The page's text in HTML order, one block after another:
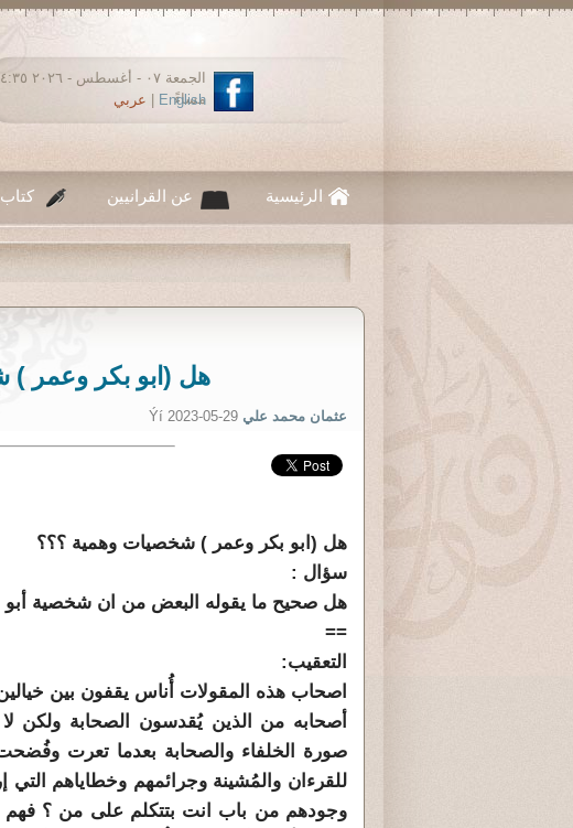
الجمعة ٠٧ - أغسطس -
مساءً
English عربي
الرئيسية عن القرانيين
هل (ابو بكر وعمر
عثمان محمد علي Ýí 2023-05-29
هل (ابو بكر وعمر ) شخصيات وهمية ؟؟؟
سؤال :
هل صحيح ما يقوله البعض من ان شخصية
==
التعقيب:
اصحاب هذه المقولات أُناس يقفون بين
أصحابه من الذين يُقدسون الصحابة ولكن
صورة الخلفاء والصحابة بعدما تعرت وفُضحت
للقرءان والمُشينة وجرائمهم وخطاياهم التي
وجودهم من باب انت بتتكلم على من ؟ فهم